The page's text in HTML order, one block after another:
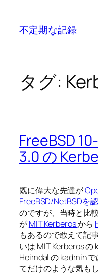
不定期な記録
タグ:
FreeBSD
3.0 の
既に偉大な先達が
FreeBSD/NetBSDを
のですが、当時と比
がMIT Kerberosから
もあるので敢えて記
いは MIT Kerberos
Heimdal の kadmin
てだけのような気も